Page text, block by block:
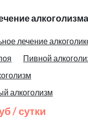
алкоголизма
лечение
Пивной
алкоголизм
/ сутки